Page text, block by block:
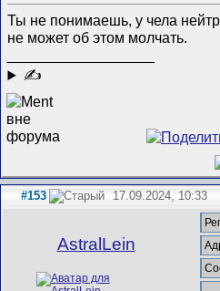
Ты не понимаешь, у чела
не может об этом молчать.
✍
#153 17.09.2024, 10:33
AstralLein